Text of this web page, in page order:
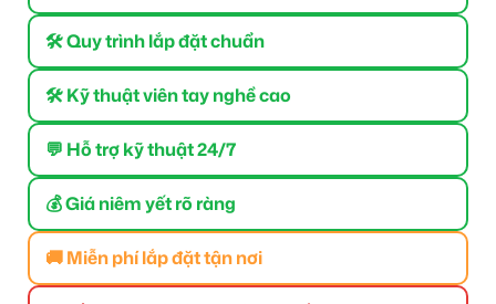
🛠 Quy trình lắp đặt chuẩn
🛠 Kỹ thuật viên tay nghề cao
💬 Hỗ trợ kỹ thuật 24/7
💰 Giá niêm yết rõ ràng
🚚 Miễn phí lắp đặt tận nơi